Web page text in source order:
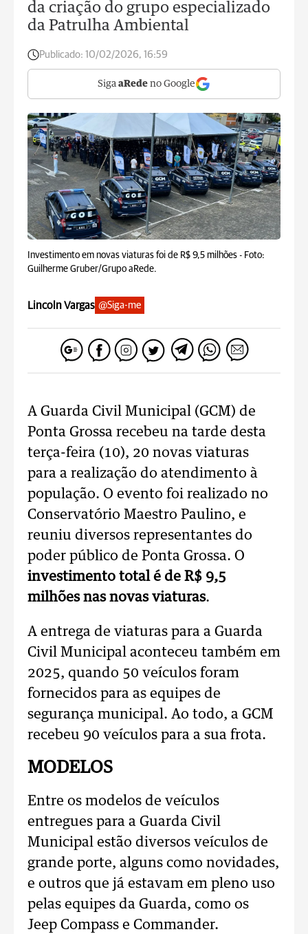
da criação do grupo especializado
da Patrulha Ambiental
Publicado: 10/02/2026, 16:59
Siga aRede no Google
Investimento em novas viaturas foi de R$ 9,5 milhões - Foto:
Guilherme Gruber/Grupo aRede.
Lincoln Vargas @Siga-me
A Guarda Civil Municipal (GCM) de
Ponta Grossa recebeu na tarde desta
terça-feira (10), 20 novas viaturas
para a realização do atendimento à
população. O evento foi realizado no
Conservatório Maestro Paulino, e
reuniu diversos representantes do
poder público de Ponta Grossa. O
investimento total é de R$ 9,5
milhões nas novas viaturas.
A entrega de viaturas para a Guarda
Civil Municipal aconteceu também em
2025, quando 50 veículos foram
fornecidos para as equipes de
segurança municipal. Ao todo, a GCM
recebeu 90 veículos para a sua frota.
MODELOS
Entre os modelos de veículos
entregues para a Guarda Civil
Municipal estão diversos veículos de
grande porte, alguns como novidades,
e outros que já estavam em pleno uso
pelas equipes da Guarda, como os
Jeep Compass e Commander.